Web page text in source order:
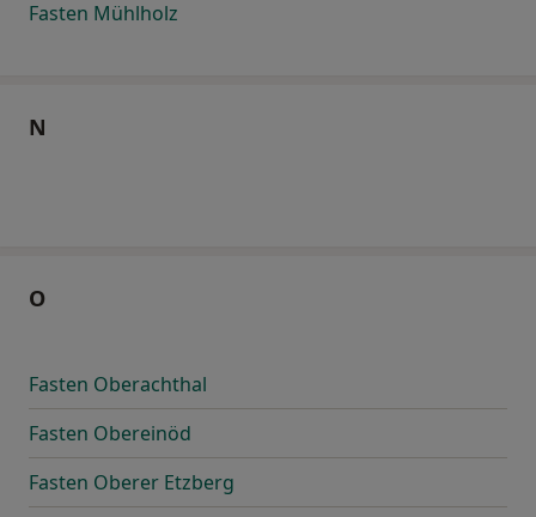
Fasten Mühlholz
N
O
Fasten Oberachthal
Fasten Obereinöd
Fasten Oberer Etzberg